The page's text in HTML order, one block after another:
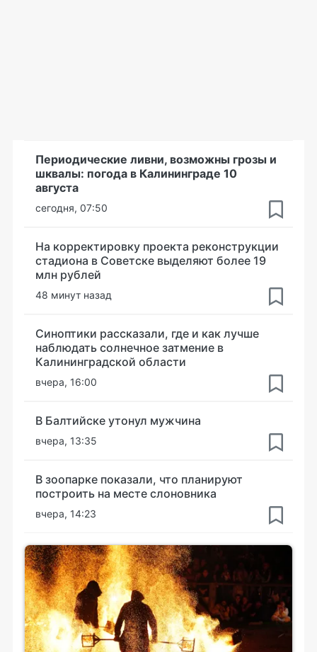
Периодические ливни, возможны грозы и
шквалы: погода в Калининграде 10
августа
сегодня, 07:50
На корректировку проекта реконструкции
стадиона в Советске выделяют более 19
млн рублей
48 минут назад
Синоптики рассказали, где и как лучше
наблюдать солнечное затмение в
Калининградской области
вчера, 16:00
В Балтийске утонул мужчина
вчера, 13:35
В зоопарке показали, что планируют
построить на месте слоновника
вчера, 14:23